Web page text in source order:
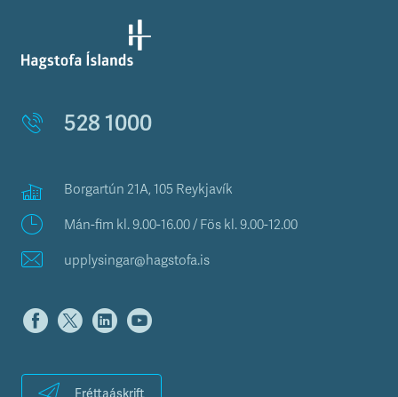
528 1000
Borgartún 21A, 105 Reykjavík
Mán-fim kl. 9.00-16.00 / Fös kl. 9.00-12.00
upplysingar@hagstofa.is
Fréttaáskrift